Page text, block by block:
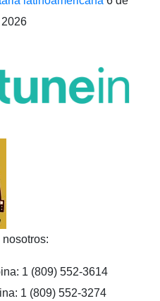
1 (809) 552-3614
1 (809) 552-3274